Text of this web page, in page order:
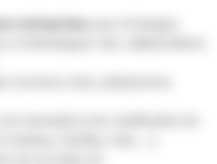
entreprises
et développer des collaborations
(cartons, bois, polystyrène,
réemploi et de réutilisation de
textiles, bois, …),
de seconde vie